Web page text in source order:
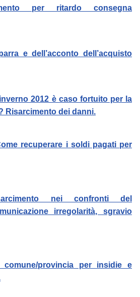
per ritardo consegna
e dell’acconto dell’acquisto
2012 è caso fortuito per la
Risarcimento dei danni.
recuperare i soldi pagati per
nei confronti del
irregolarità, sgravio
comune/provincia per insidie e